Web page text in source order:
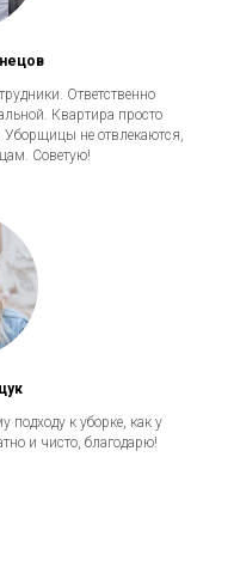
Ответственно
Квартира просто
Уборщицы не отвлекаются,
Советую!
подходу к уборке, как у
и чисто, благодарю!